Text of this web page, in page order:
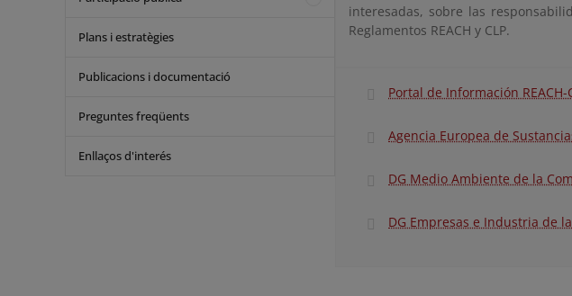
Plans i estratègies
Publicacions i documentació
Preguntes freqüents
Enllaços d'interés
interesadas, sobre las
Reglamentos REACH y CLP.
Portal de Información REACH-
Agencia Europea de
DG Medio Ambiente de la
DG Empresas e Industria de